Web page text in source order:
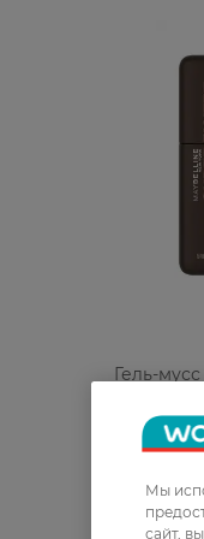
Гель-
густых
Brown 5
321,99
Мы
сайт,